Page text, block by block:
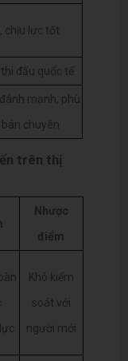
chịu lực tốt
đấu quốc tế
mạnh, phù
chuyên
trên thị
Nhược
điểm
Khó kiểm
soát với
người mới